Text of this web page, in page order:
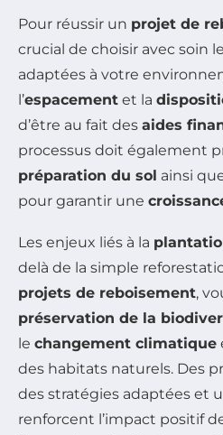
Pour réussir un projet de
crucial de choisir avec soin
adaptées à votre
l’espacement et la
d’être au fait des aides
processus doit également
préparation du sol ainsi
pour garantir une
Les enjeux liés à la
delà de la simple
projets de reboisement,
préservation de la
le changement climatique
des habitats naturels. Des
des stratégies adaptées et
renforcent l’impact positif